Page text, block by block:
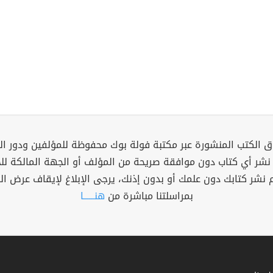
الكتب المنشورة عبر مكتبة فولة بوك محفوظة للمؤلفين ودور
نشر أي كتاب دون موافقة صريحة من المؤلف أو الجهة المالكة
نشر كتابك دون علمك أو بدون إذنك، يرجى الإبلاغ لإيقاف عرض
بمراسلتنا مباشرة من هنــــــا